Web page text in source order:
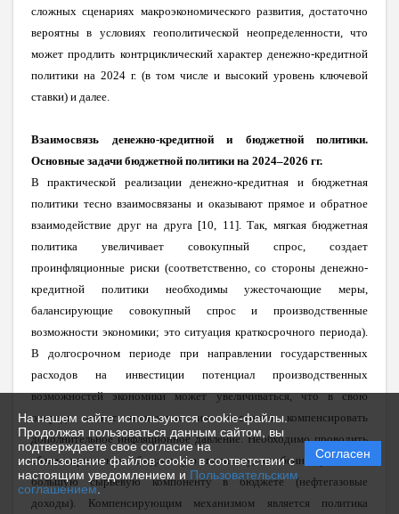
На нашем сайте используются cookie-файлы.
Продолжая пользоваться данным сайтом, вы
подтверждаете свое согласие на
использование файлов cookie в соответствии с
настоящим уведомлением и Пользовательским
соглашением.
Согласен
сложных сценариях макроэкономического развития, достаточно
вероятны в условиях геополитической неопределенности, что
может продлить контрциклический характер денежно-кредитной
политики на 2024 г. (в том числе и высокий уровень ключевой
ставки) и далее.
Взаимосвязь денежно-кредитной и бюджетной политики.
Основные задачи бюджетной политики на 2024–2026 гг.
В практической реализации денежно-кредитная и бюджетная
политики тесно взаимосвязаны и оказывают прямое и обратное
взаимодействие друг на друга [10, 11]. Так, мягкая бюджетная
политика увеличивает совокупный спрос, создает
проинфляционные риски (соответственно, со стороны денежно-
кредитной политики необходимы ужесточающие меры,
балансирующие совокупный спрос и производственные
возможности экономики; это ситуация краткосрочного периода).
В долгосрочном периоде при направлении государственных
расходов на инвестиции потенциал производственных
возможностей экономики может увеличиваться, что в свою
очередь может полностью или частично компенсировать
дополнительное инфляционное давление. Необходимо проводить
сбалансированную бюджетную политику, особенно учитывая
большую сырьевую компоненту в бюджете (нефтегазовые
доходы). Компенсирующим механизмом является политика